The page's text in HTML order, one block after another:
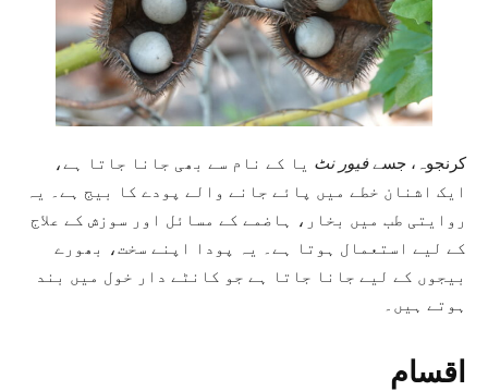
کرنجوہ، جسےفیور نٹ یا کے نام سے بھی جانا جاتا ہے،
ایک اشنان خطے میں پائے جانے والے پودے کا بیج ہے۔ یہ
روایتی طب میں بخار، ہاضمے کے مسائل اور سوزش کے علاج
کے لیے استعمال ہوتا ہے۔ یہ پودا اپنے سخت، بھورے
بیجوں کے لیے جانا جاتا ہے جو کانٹے دار خول میں بند
ہوتے ہیں۔
اقسام